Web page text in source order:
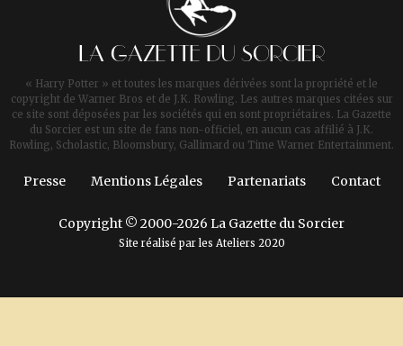
LA GAZETTE DU SORCIER
« Harry Potter » et toutes les marques dérivées sont la propriété et le
copyright de Warner Bros et de J.K. Rowling. Les autres marques citées sur
ce site sont déposées par les sociétés qui en sont propriétaires. La Gazette
du Sorcier est un site de fans non-officiel, en aucun cas affilié à J.K.
Rowling, Scholastic, Bloomsbury, Gallimard ou Time Warner Entertainment.
Presse Mentions Légales Partenariats Contact
Copyright © 2000-2026 La Gazette du Sorcier
Site réalisé par les Ateliers 2020